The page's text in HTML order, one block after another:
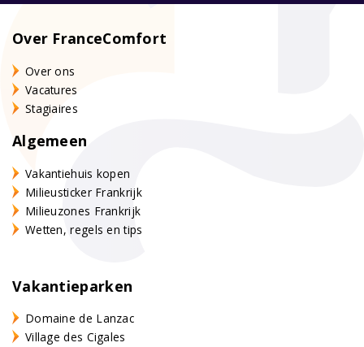
Over FranceComfort
Over ons
Vacatures
Stagiaires
Algemeen
Vakantiehuis kopen
Milieusticker Frankrijk
Milieuzones Frankrijk
Wetten, regels en tips
Vakantieparken
Domaine de Lanzac
Village des Cigales